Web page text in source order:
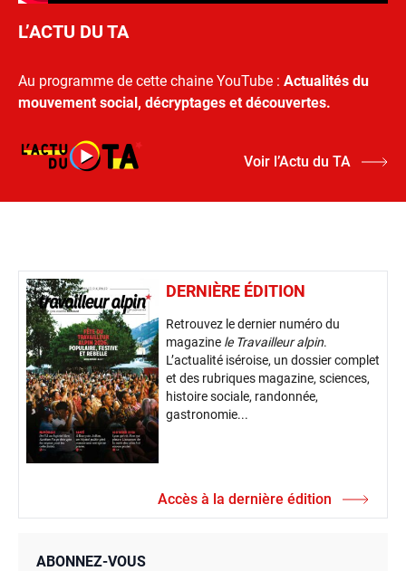
L’ACTU DU TA
Au programme de cette chaine YouTube : Actualités du
mouvement social, décryptages et découvertes.
Voir l’Actu du TA
DERNIÈRE ÉDITION
Retrouvez le dernier numéro du
magazine le Travailleur alpin.
L’actualité iséroise, un dossier complet
et des rubriques magazine, sciences,
histoire sociale, randonnée,
gastronomie...
Accès à la dernière édition
ABONNEZ-VOUS